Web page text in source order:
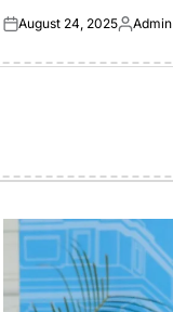
Posted
August 24, 2025Posted